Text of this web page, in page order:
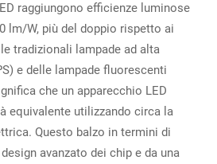
raggiungono efficienze luminose
lm/W, più del doppio rispetto ai
tradizionali lampade ad alta
e delle lampade fluorescenti
che un apparecchio LED
equivalente utilizzando circa la
Questo balzo in termini di
avanzato dei chip e da una